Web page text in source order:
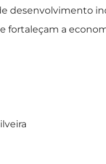
desenvolvimento
a